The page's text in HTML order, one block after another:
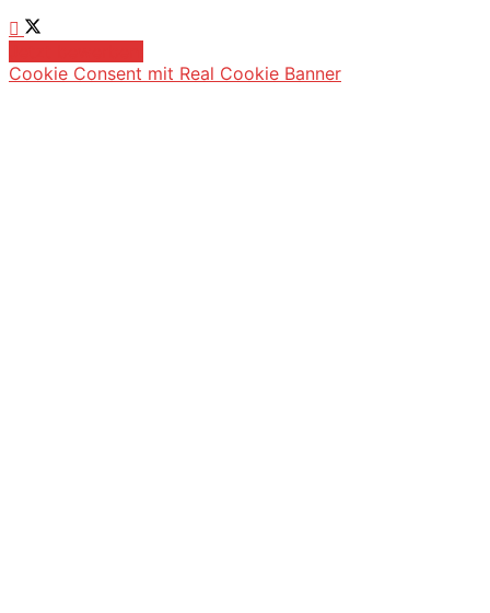
Cookie Consent mit Real Cookie Banner